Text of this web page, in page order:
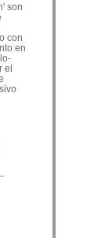
son
con
en
el